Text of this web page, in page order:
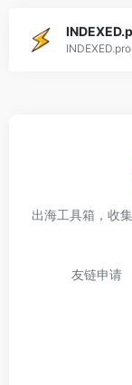
出海工具箱，收
友链申请